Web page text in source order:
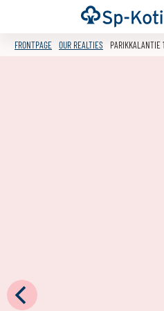
Go
to
content
Frontpage
FRONTPAGE OUR REALTIES PARIKKALANTIE